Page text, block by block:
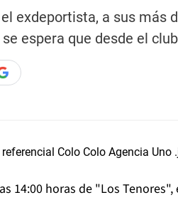
exdeportista, a sus más
espera que desde el
14:00 horas de "Los